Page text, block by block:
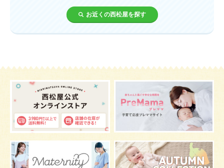
あせも 汗 エアコン
適切温度 帽子 授乳 チャイルドシート
ベビー服 小学生 家族写真 産休 お昼寝
改善 枕 メニュー
グッズ お七夜 お宮参り 初節句
肌 抱っこ スキンケア お肌
マタニティウェア おしゃぶり 絵本 肌着
お近くの西松屋を探す